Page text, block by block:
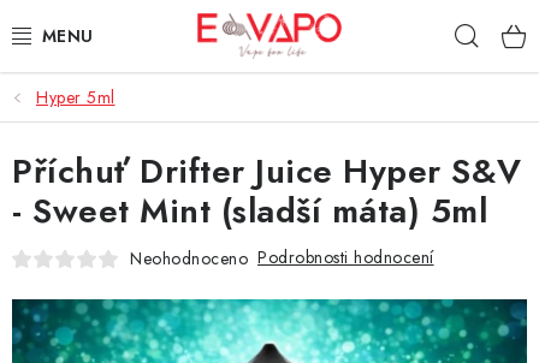
na
3D TISK
TIPY ZA DOBROU CENU
AROMATA A PŘÍCHUTĚ
E-LIQUIDY
Hyper 5ml
Příchuť Drifter Juice Hyper S&V
- Sweet Mint (sladší máta) 5ml
Neohodnoceno Podrobnosti hodnocení